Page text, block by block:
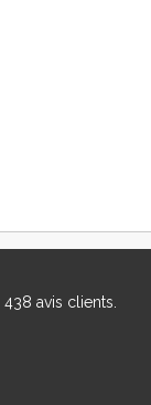
438 avis clients.